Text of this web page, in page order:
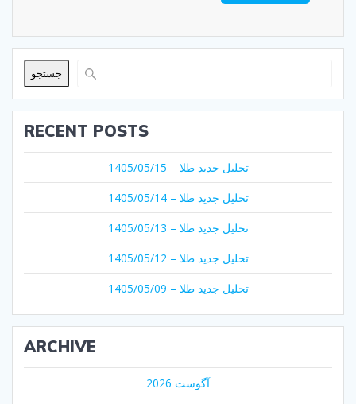
جستجو
RECENT POSTS
تحلیل جدید طلا – 1405/05/15
تحلیل جدید طلا – 1405/05/14
تحلیل جدید طلا – 1405/05/13
تحلیل جدید طلا – 1405/05/12
تحلیل جدید طلا – 1405/05/09
ARCHIVE
آگوست 2026